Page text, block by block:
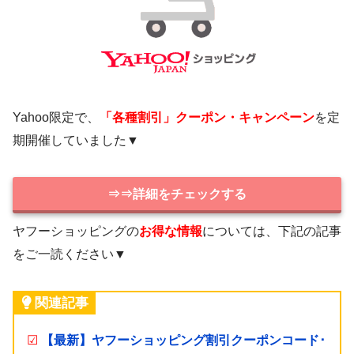
Yahoo限定で、 「各種割引」クーポン・キャンペーンを定
期開催していました▼
⇒⇒詳細をチェックする
ヤフーショッピングのお得な情報については、下記の記事
をご一読ください▼
関連記事
☑ 【最新】ヤフーショッピング割引クーポンコード･